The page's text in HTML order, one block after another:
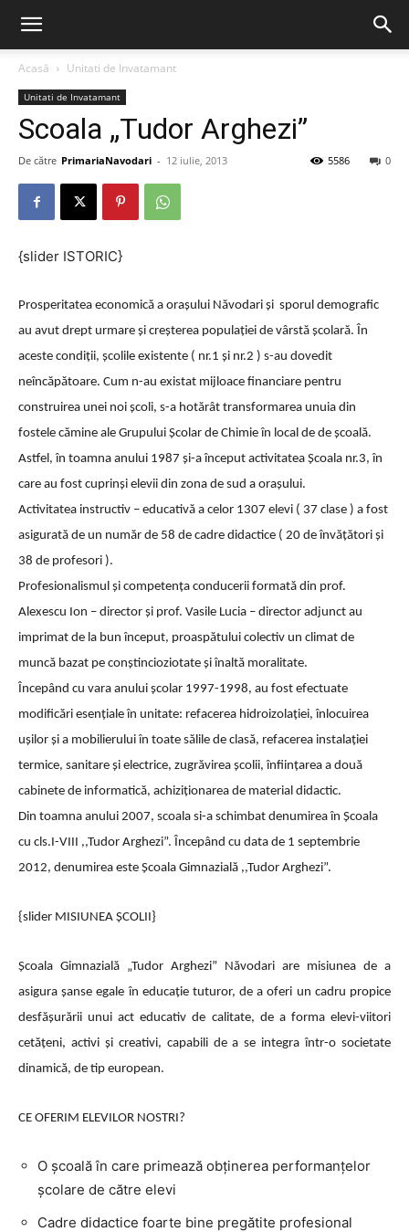
Acasă Unitati de Invatamant
Unitati de Invatamant
Scoala „Tudor Arghezi”
De către PrimariaNavodari - 12 iulie, 2013 0
5586
{slider ISTORIC}
Prosperitatea economică a oraşului Năvodari şi sporul demografic
au avut drept urmare şi creşterea populaţiei de vârstă şcolară. În
aceste condiţii, şcolile existente ( nr.1 şi nr.2 ) s-au dovedit
neîncăpătoare. Cum n-au existat mijloace financiare pentru
construirea unei noi şcoli, s-a hotărât transformarea unuia din
fostele cămine ale Grupului Şcolar de Chimie în local de de şcoală.
Astfel, în toamna anului 1987 şi-a început activitatea Şcoala nr.3, în
care au fost cuprinşi elevii din zona de sud a oraşului.
Activitatea instructiv – educativă a celor 1307 elevi ( 37 clase ) a fost
asigurată de un număr de 58 de cadre didactice ( 20 de învăţători şi
38 de profesori ).
Profesionalismul şi competenţa conducerii formată din prof.
Alexescu Ion – director şi prof. Vasile Lucia – director adjunct au
imprimat de la bun început, proaspătului colectiv un climat de
muncă bazat pe conştincioziotate şi înaltă moralitate.
Începând cu vara anului şcolar 1997-1998, au fost efectuate
modificări esenţiale în unitate: refacerea hidroizolaţiei, înlocuirea
uşilor şi a mobilierului în toate sălile de clasă, refacerea instalaţiei
termice, sanitare şi electrice, zugrăvirea şcolii, înfiinţarea a două
cabinete de informatică, achiziţionarea de material didactic.
Din toamna anului 2007, scoala si-a schimbat denumirea în Şcoala
cu cls.I-VIII ,,Tudor Arghezi”. Începând cu data de 1 septembrie
2012, denumirea este Şcoala Gimnazială ,,Tudor Arghezi”.
{slider MISIUNEA ȘCOLII}
Şcoala Gimnazială „Tudor Arghezi” Năvodari are misiunea de a
asigura şanse egale în educaţie tuturor, de a oferi un cadru propice
desfăşurării unui act educativ de calitate, de a forma elevi-viitori
cetăţeni, activi şi creativi, capabili de a se integra într-o societate
dinamică, de tip european.
CE OFERIM ELEVILOR NOSTRI?
O școală în care primează obținerea performanțelor
școlare de către elevi
Cadre didactice foarte bine pregătite profesional